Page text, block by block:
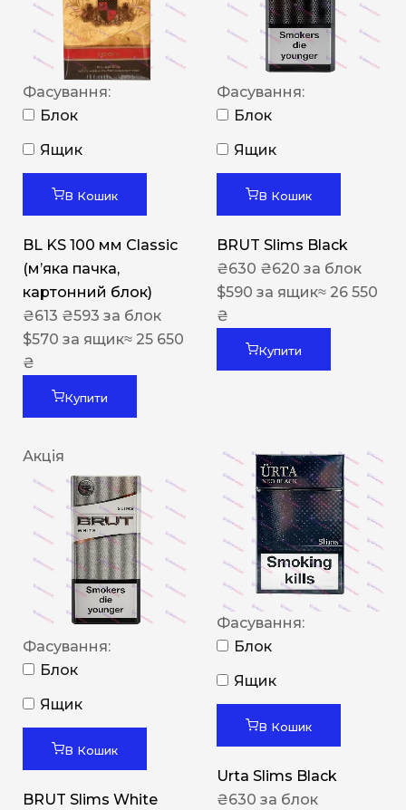
Фасування:
Блок
Ящик
В Кошик
BL KS 100 мм Classic
(м’яка пачка,
картонний блок)
₴613 ₴593 за блок
$570 за ящик≈ 25 650
₴
Купити
Фасування:
Блок
Ящик
В Кошик
BRUT Slims Black
₴630 ₴620 за блок
$590 за ящик≈ 26 550
₴
Купити
Акція
Фасування:
Блок
Ящик
В Кошик
BRUT Slims White
Фасування:
Блок
Ящик
В Кошик
Urta Slims Black
₴630 за блок